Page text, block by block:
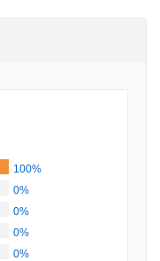
100%
0%
0%
0%
0%